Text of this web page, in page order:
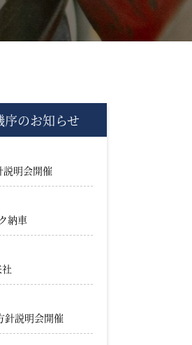
序のお知らせ
明会開催
納車
針説明会開催